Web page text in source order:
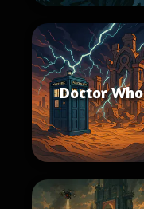
Doctor Who